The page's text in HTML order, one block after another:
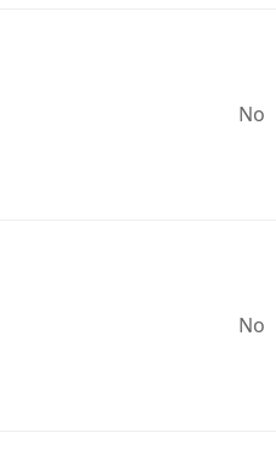
No
No